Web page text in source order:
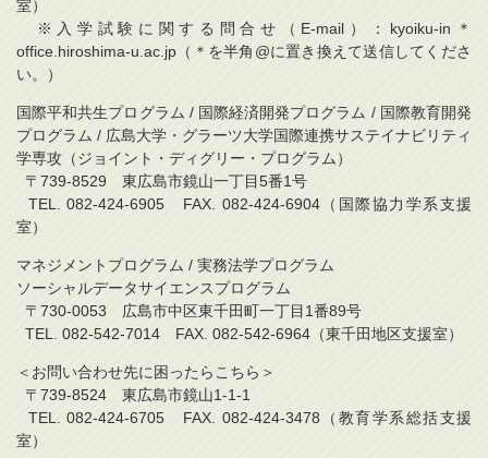
室）
※入学試験に関する問合せ（E-mail）：kyoiku-in＊
office.hiroshima-u.ac.jp（＊を半角@に置き換えて送信してくださ
い。）
国際平和共生プログラム / 国際経済開発プログラム / 国際教育開発
プログラム / 広島大学・グラーツ大学国際連携サステイナビリティ
学専攻（ジョイント・ディグリー・プログラム）
〒739-8529 東広島市鏡山一丁目5番1号
TEL. 082-424-6905 FAX. 082-424-6904（国際協力学系支援
室）
マネジメントプログラム / 実務法学プログラム
ソーシャルデータサイエンスプログラム
〒730-0053 広島市中区東千田町一丁目1番89号
TEL. 082-542-7014 FAX. 082-542-6964（東千田地区支援室）
＜お問い合わせ先に困ったらこちら＞
〒739-8524 東広島市鏡山1-1-1
TEL. 082-424-6705 FAX. 082-424-3478（教育学系総括支援
室）